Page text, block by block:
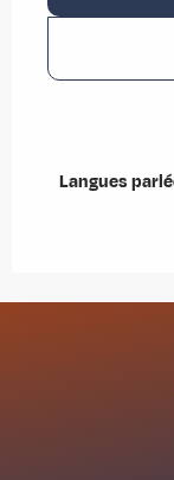
Langues
Langues